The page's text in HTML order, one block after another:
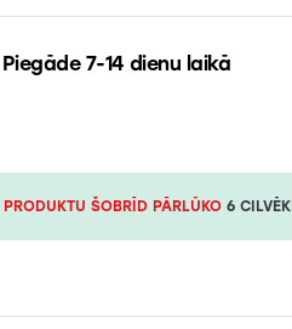
Piegāde 7-14 dienu laikā
ŠOBRĪD PĀRLŪKO 6 CILVĒKI